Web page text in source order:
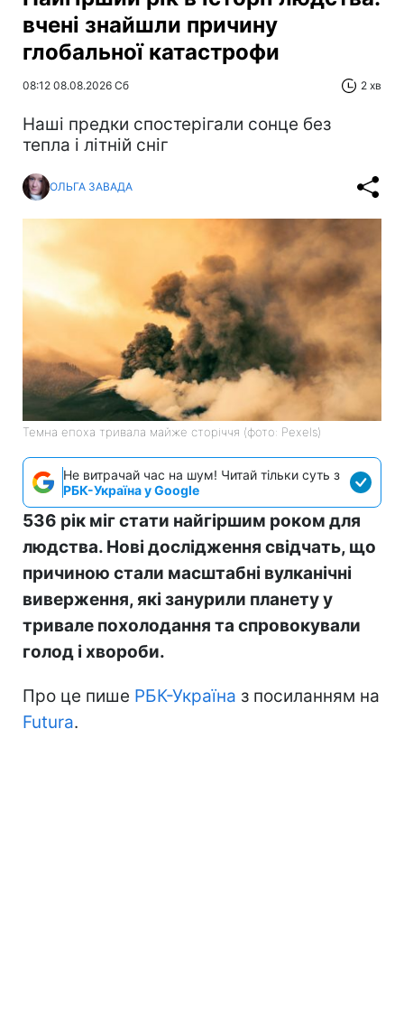
вчені знайшли причину
глобальної катастрофи
08:12 08.08.2026 Сб 2 хв
Наші предки спостерігали сонце без
тепла і літній сніг
ОЛЬГА ЗАВАДА
Темна епоха тривала майже сторіччя (фото: Pexels)
Не витрачай час на шум! Читай тільки суть з
РБК-Україна у Google
536 рік міг стати найгіршим роком для
людства. Нові дослідження свідчать, що
причиною стали масштабні вулканічні
виверження, які занурили планету у
тривале похолодання та спровокували
голод і хвороби.
Про це пише РБК-Україна з посиланням на
Futura.